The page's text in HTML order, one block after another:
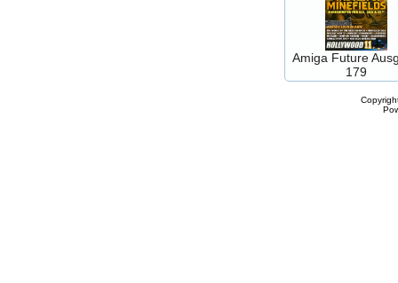
Amiga Future
179